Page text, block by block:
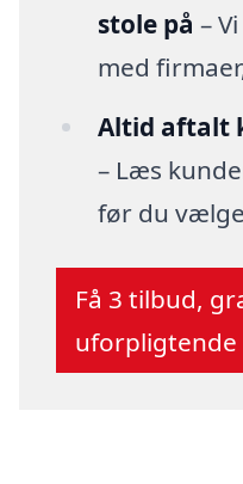
stole på –
med
Altid aftalt
– Læs
før du
Få 3 tilbud,
uforpligtende